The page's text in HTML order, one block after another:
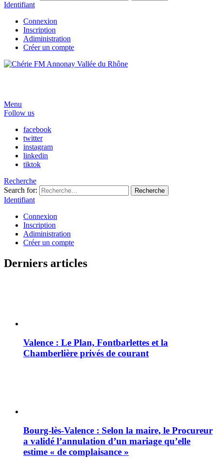
Identifiant
Connexion
Inscription
Adiministration
Créer un compte
Menu
Follow us
facebook
twitter
instagram
linkedin
tiktok
Recherche
Search for:
Recherche
Identifiant
Connexion
Inscription
Adiministration
Créer un compte
Derniers articles
Valence : Le Plan, Fontbarlettes et la
Chamberlière privés de courant
Bourg-lès-Valence : Selon la maire, le Procureur
a validé l’annulation d’un mariage qu’elle
estime « de complaisance »